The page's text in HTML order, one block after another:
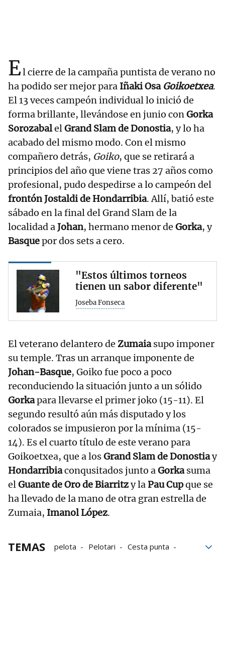
El cierre de la campaña puntista de verano no
ha podido ser mejor para Iñaki Osa Goikoetxea.
El 13 veces campeón individual lo inició de
forma brillante, llevándose en junio conGorka
SorozabalelGrand Slam de Donostia, y lo ha
acabado del mismo modo. Con el mismo
compañero detrás, Goiko, que se retirará a
principios del año que viene tras 27 años como
profesional, pudo despedirse a lo campeón del
frontón Jostaldi de Hondarribia. Allí, batió este
sábado en la final del Grand Slam de la
localidad aJohan, hermano menor de Gorka, y
Basquepor dos sets a cero.
"Estos últimos torneos
tienen un sabor diferente"
Joseba Fonseca
El veterano delantero de Zumaiasupo imponer
su temple. Tras un arranque imponente de
Johan-Basque, Goiko fue poco a poco
reconduciendo la situación junto a un sólido
Gorkapara llevarse el primer joko (15-11). El
segundo resultó aún más disputado y los
colorados se impusieron por la mínima (15-
14). Es el cuarto título de este verano para
Goikoetxea, que a losGrand Slam de Donostiay
Hondarribiaconqusitados junto aGorkasuma
elGuante de Oro de Biarritzy laPau Cupque se
ha llevado de la mano de otra gran estrella de
Zumaia, Imanol López.
TEMAS pelota Pelotari
Cesta punta